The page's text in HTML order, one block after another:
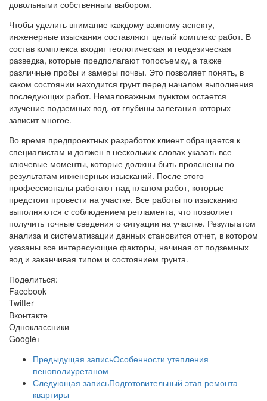
довольными собственным выбором.
Чтобы уделить внимание каждому важному аспекту,
инженерные изыскания составляют целый комплекс работ. В
состав комплекса входит геологическая и геодезическая
разведка, которые предполагают топосъемку, а также
различные пробы и замеры почвы. Это позволяет понять, в
каком состоянии находится грунт перед началом выполнения
последующих работ. Немаловажным пунктом остается
изучение подземных вод, от глубины залегания которых
зависит многое.
Во время предпроектных разработок клиент обращается к
специалистам и должен в нескольких словах указать все
ключевые моменты, которые должны быть прояснены по
результатам инженерных изысканий. После этого
профессионалы работают над планом работ, которые
предстоит провести на участке. Все работы по изысканию
выполняются с соблюдением регламента, что позволяет
получить точные сведения о ситуации на участке. Результатом
анализа и систематизации данных становится отчет, в котором
указаны все интересующие факторы, начиная от подземных
вод и заканчивая типом и состоянием грунта.
Поделиться:
Facebook
Twitter
Вконтакте
Одноклассники
Google+
Предыдущая записьОсобенности утепления
пенополиуретаном
Следующая записьПодготовительный этап ремонта
квартиры